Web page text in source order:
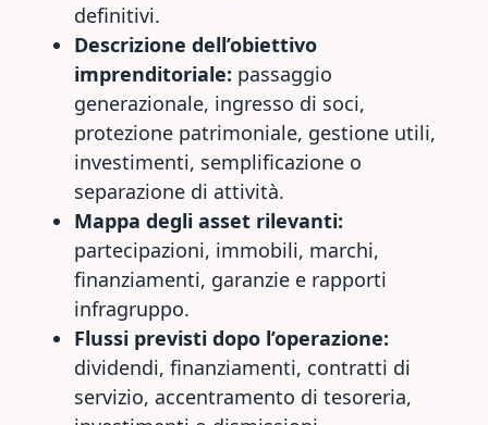
definitivi.
Descrizione dell’obiettivo
imprenditoriale: passaggio
generazionale, ingresso di soci,
protezione patrimoniale, gestione utili,
investimenti, semplificazione o
separazione di attività.
Mappa degli asset rilevanti:
partecipazioni, immobili, marchi,
finanziamenti, garanzie e rapporti
infragruppo.
Flussi previsti dopo l’operazione:
dividendi, finanziamenti, contratti di
servizio, accentramento di tesoreria,